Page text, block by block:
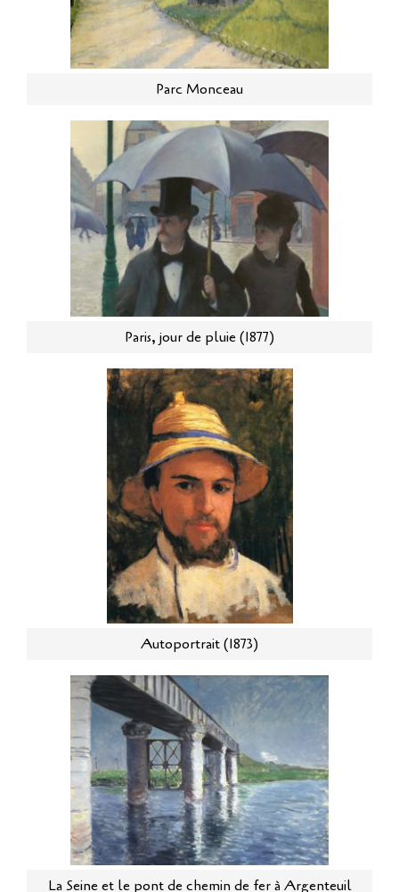
Parc Monceau
Paris, jour de pluie (1877)
Autoportrait (1873)
La Seine et le pont de chemin de fer à Argenteuil